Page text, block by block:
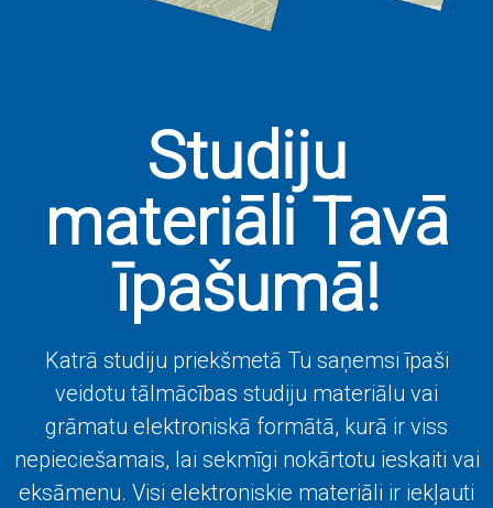
Studiju
materiāli Tavā
īpašumā!
Katrā studiju priekšmetā Tu saņemsi īpaši
veidotu tālmācības studiju materiālu vai
grāmatu elektroniskā formātā, kurā ir viss
nepieciešamais, lai sekmīgi nokārtotu ieskaiti vai
eksāmenu. Visi elektroniskie materiāli ir iekļauti